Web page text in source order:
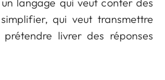
qui veut transmettre
prétendre livrer des réponses